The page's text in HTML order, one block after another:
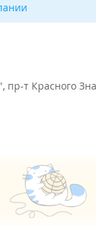
пр-т Красного